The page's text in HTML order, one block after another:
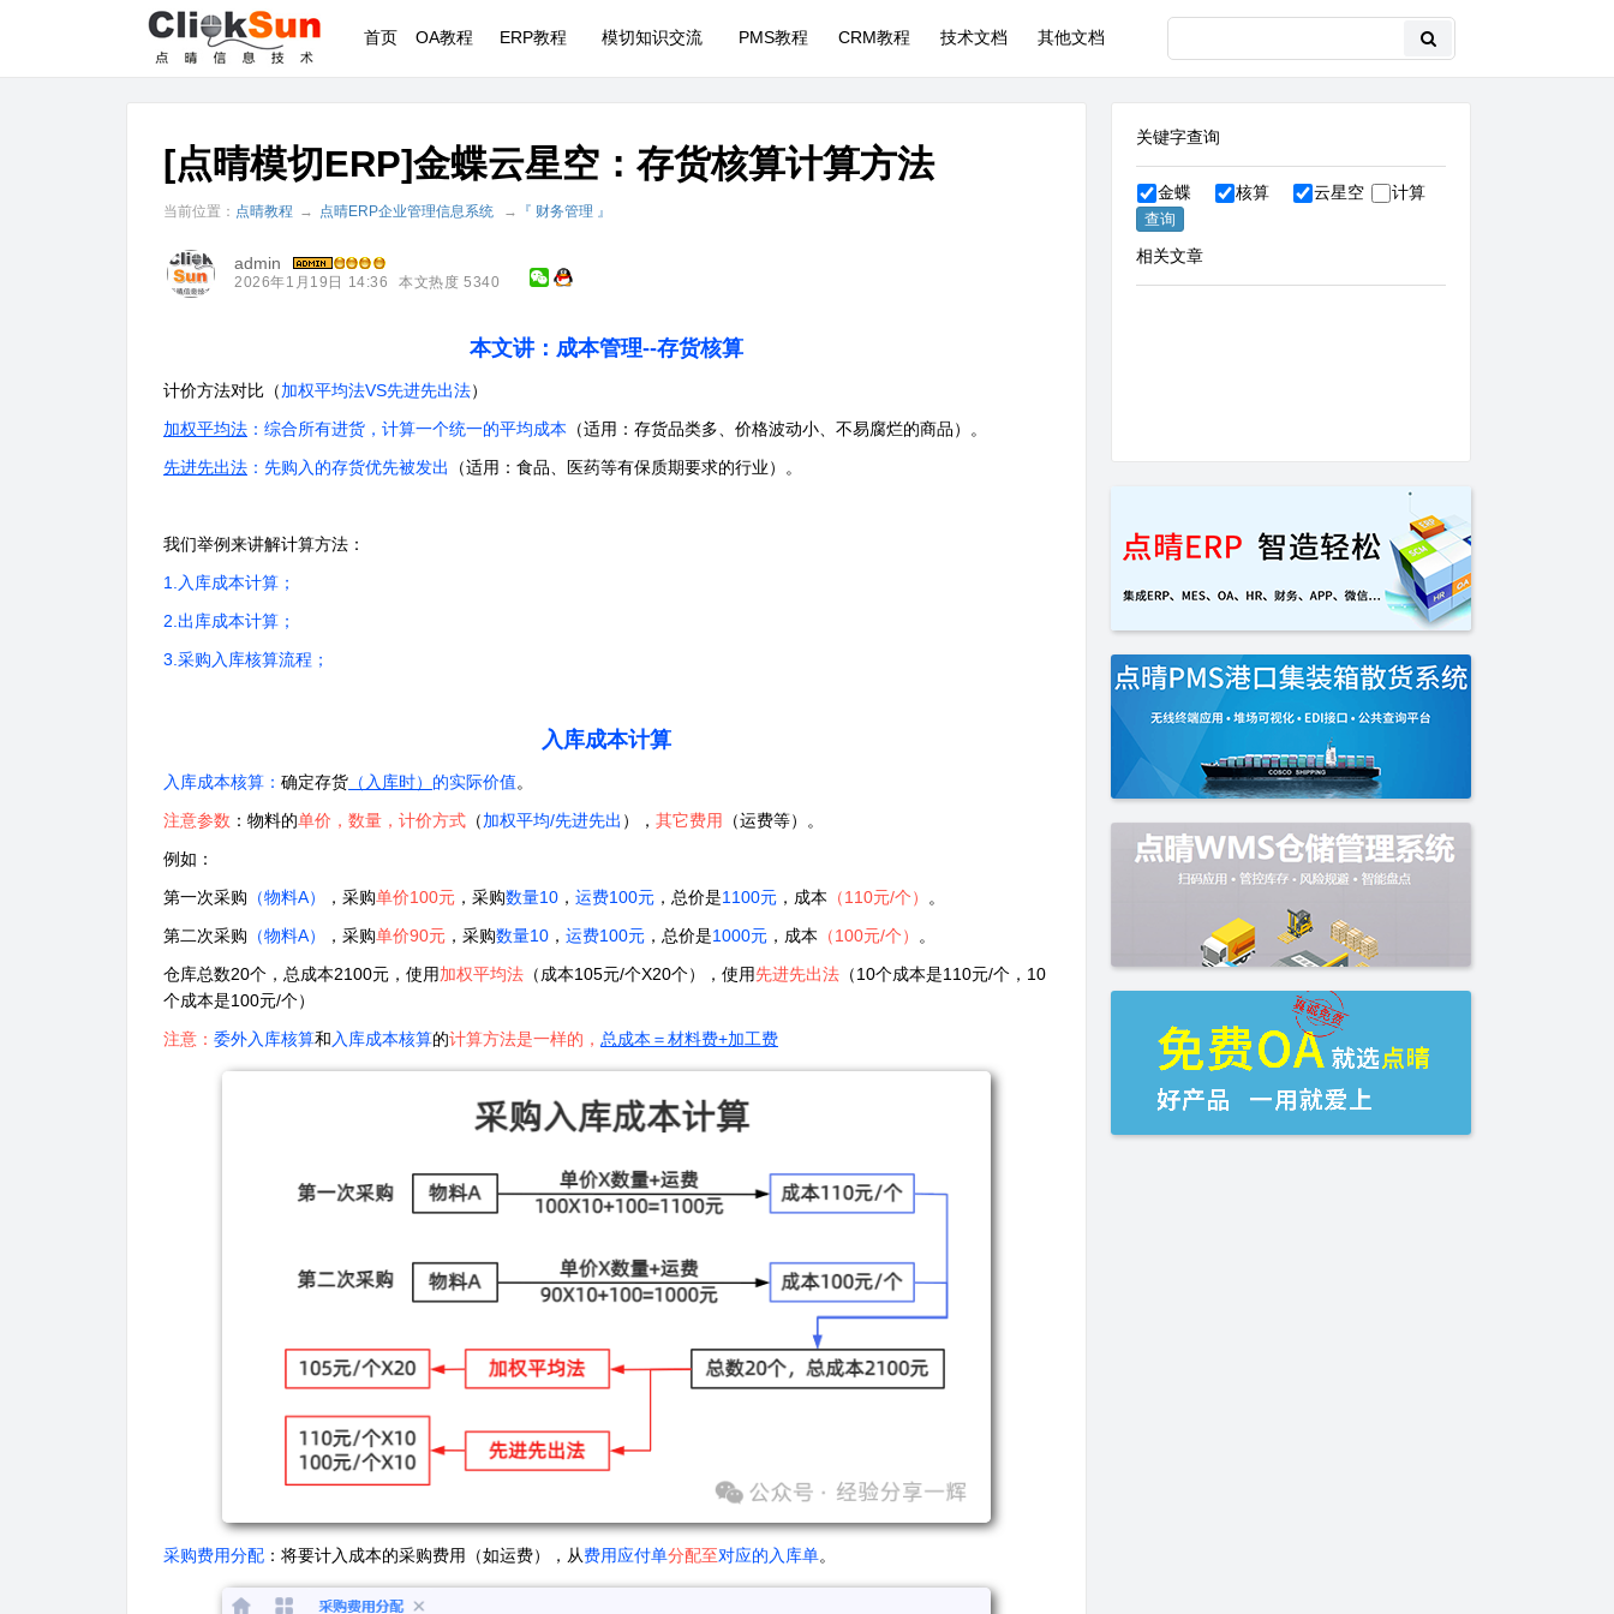
首页 OA教程 ERP教程 模切知识交流 PMS教程 CRM教程 技术文档 其他文档
[点晴模切ERP]金蝶云星空：存货核算计算方法
当前位置： 点晴教程 → 点晴ERP企业管理信息系统 → 『 财务管理 』
admin
2026年1月19日 14:36 本文热度 5340
本文讲：成本管理--存货核算
计价方法对比（加权平均法VS先进先出法）
加权平均法 ：综合所有进货，计算一个统一的平均成本 （适用：存货品类多、价格波动小、不易腐烂的商品）。
先进先出法 ：先购入的存货优先被发出 （适用：食品、医药等有保质期要求的行业） 。
我们举例来讲解计算方法：
1.入库成本计算；
2.出 库成本计算；
3.采购入库核算流程；
入库成本计算
入库成本核算 ： 确定存货 （ 入库时） 的实际价值。
注意参数 ：物料的单价，数量，计价方式 （加权平均/先进先出 ）， 其它费用
（运费等）。
例如：
第一次采购 （物料A） ，采购单价100元 ，采购数量10 ， 运费100元 ，总价是1100元 ，成本 （110元/个）
。
第二次采购 （物料A） ，采购单价90元 ，采购数量10 ， 运费100元 ，总价是1000元 ，成本 （100元/个）
。
仓库总数20个，总成本2100元，使用加权平均法 （成本105元/个X20个），使用先进先出法 （10个成本是110元/个，10
个成本是100元/个）
注意： 委外入库核算和 入库成本核算的计算方法是一样的， 总成本＝材料费+加工费
采购费用分配 ：将要计入成本的采购费用（如运费），从费用应付单分配至对应的入库单。
关键字查询
金蝶 核算 云星空 计算
相关文章